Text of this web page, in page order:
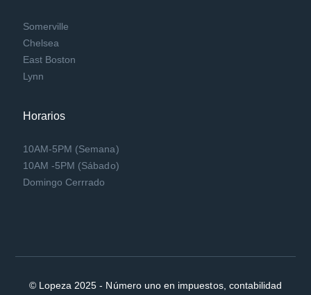
Somerville
Chelsea
East Boston
Lynn
Horarios
10AM-5PM (Semana)
10AM -5PM (Sábado)
Domingo Cerrrado
© Lopeza 2025 - Número uno en impuestos, contabilidad